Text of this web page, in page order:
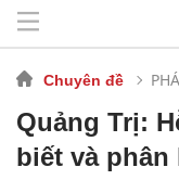
Chuyên đề
Quảng Trị:
biết và